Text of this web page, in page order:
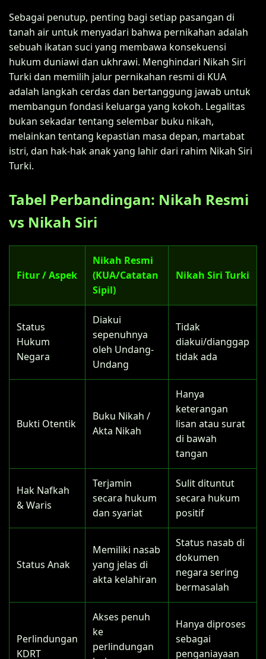
Sebagai penutup, penting bagi setiap pasangan di
tanah air untuk menyadari bahwa pernikahan adalah
sebuah ikatan suci yang membawa konsekuensi
hukum duniawi dan ukhrawi. Menghindari Nikah Siri
Turki dan memilih jalur pernikahan resmi di KUA
adalah langkah cerdas dan bertanggung jawab untuk
membangun fondasi keluarga yang kokoh. Legalitas
bukan sekadar tentang selembar buku nikah,
melainkan tentang kepastian masa depan, martabat
istri, dan hak-hak anak yang lahir dari rahim Nikah Siri
Turki.
Tabel Perbandingan: Nikah Resmi
vs Nikah Siri
Fitur / Aspek
Nikah Resmi
(KUA/Catatan
Sipil)
Nikah Siri Turki
Status
Hukum
Negara
Diakui
sepenuhnya
oleh Undang-
Undang
Tidak
diakui/dianggap
tidak ada
Bukti Otentik
Buku Nikah /
Akta Nikah
Hanya
keterangan
lisan atau surat
di bawah
tangan
Hak Nafkah
& Waris
Terjamin
secara hukum
dan syariat
Sulit dituntut
secara hukum
positif
Status Anak
Memiliki nasab
yang jelas di
akta kelahiran
Status nasab di
dokumen
negara sering
bermasalah
Perlindungan
KDRT
Akses penuh
ke
perlindungan
Hanya diproses
sebagai
penganiayaan